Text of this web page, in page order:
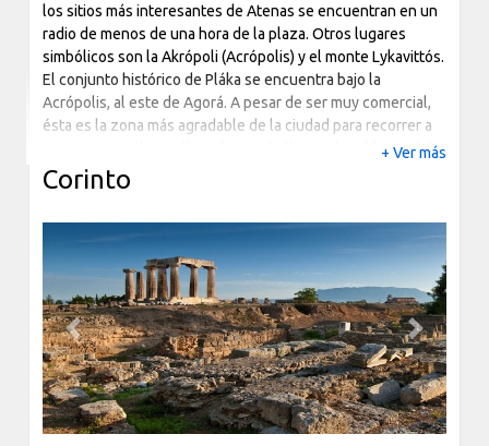
los sitios más interesantes de Atenas se encuentran en un
radio de menos de una hora de la plaza. Otros lugares
simbólicos son la Akrópoli (Acrópolis) y el monte Lykavittós.
El conjunto histórico de Pláka se encuentra bajo la
Acrópolis, al este de Agorá. A pesar de ser muy comercial,
ésta es la zona más agradable de la ciudad para recorrer a
pie. Las estrechas callejuelas están llenas de edificios del
siglo XIX, tiendas de souvenirs y tabernas. En particular,
Anfiótika (en la base de la Acrópolis) es una zona
pueblo griego. Esta zona es donde se asentaron los
trabajadores procedentes de la isla de Anafi, que fueron a
Atenas para construir un palacio para el Rey Otto.
Además de pasear por sus calles o ver el mundo pasar
mientras se toma un café, lo mejor de Pláka son los museos.
Junto a esta zona se encuentra el Monastíraki bazaar, que
es una mugrienta muestra de autentica vida ateniense, y el
Psirri, que actualmente está lleno de bares, restaurantes y
discotecas de moda. Al otro lado de la balanza está el
+ Ver más
Corinto
Previous Next